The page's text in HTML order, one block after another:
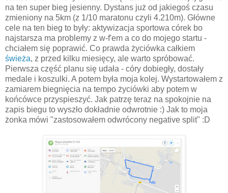
na ten super bieg jesienny. Dystans już od jakiegoś czasu
zmieniony na 5km (z 1/10 maratonu czyli 4.210m). Główne
cele na ten bieg to były: aktywizacja sportowa córek bo
najstarsza ma problemy z w-f'em a co do mojego startu -
chciałem się poprawić. Co prawda życiówka całkiem
świeża, z przed kilku miesięcy, ale warto spróbować.
Pierwsza część planu się udała - córy dobiegły, dostały
medale i koszulki. A potem była moja kolej. Wystartowałem z
zamiarem biegnięcia na tempo życiówki aby potem w
końcówce przyspieszyć. Jak patrzę teraz na spokojnie na
zapis biegu to wyszło dokładnie odwrotnie :) Jak to moja
żonka mówi "zastosowałem odwrócony negative split" :D